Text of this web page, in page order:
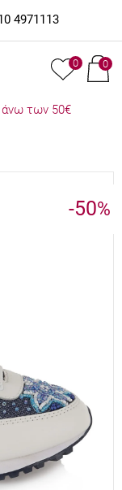
4971113
0 0
άνω των 50€
-50%